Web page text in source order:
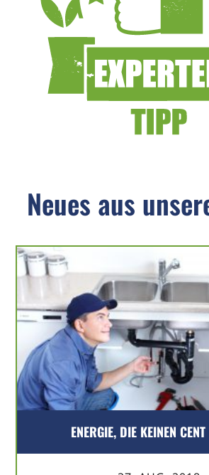
Neues aus
ENERGIE, DIE KEINEN